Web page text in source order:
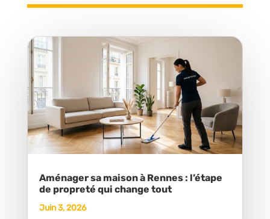
Aménager sa maison à Rennes : l’étape
de propreté qui change tout
Juin 3, 2026